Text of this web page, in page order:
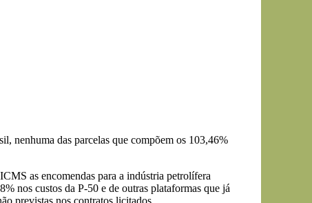
nenhuma das parcelas que compõem os 103,46%
as encomendas para a indústria petrolífera
nos custos da P-50 e de outras plataformas que já
previstas nos contratos licitados.